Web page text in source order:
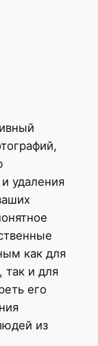
удаления
как для
так и для
его
из